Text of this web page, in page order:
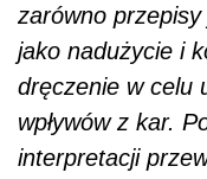
zarówno
jako nadużycie i
dręczenie w celu
wpływów z kar.
interpretacji